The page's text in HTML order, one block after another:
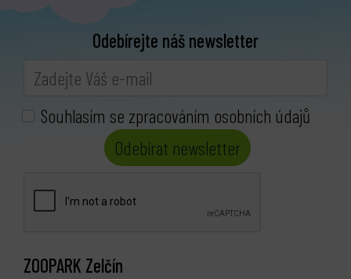
Odebírejte náš newsletter
Souhlasím se zpracováním osobních údajů
Odebírat newsletter
ZOOPARK Zelčín